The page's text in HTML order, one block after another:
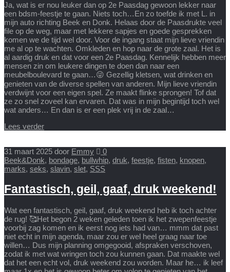
Ja, wat is er nou leuker dan op 2e Paasdag gewoon lekker naar
een bdsm-feestje te gaan. Niets toch…En zo toefde ik met L. in
mijn auto richting Beek en Donk. Helaas door de Paasdrukte veel
file op de weg, maar met lekkere sapjes en goede gesprekken
komen we de tijd wel door. Voor de ingang staat mijn lieve vriendin
me al op te wachten. Omkleden en hop naar de grote zaal. Het is
al aardig druk en dat voor een 2e Paasdag. Kennelijk hebben meer
mensen zin om leukere dingen te doen dan naar een
meubelboulevard te gaan…😜 Gezellig kletsen, wat drinken en
genieten van de diverse spellen van anderen. Mijn lieve vriendin
verdwijnt voor een eigen spel. Ze maakt flinke sprongen! Tof dat
ze zo snel zoveel kan ervaren. Dat was in mijn begintijd toch wel
wat anders… En dan is er een plek vrij in de zaal…
Lees verder
31 maart 2025 door Emmy
0
Beek&Donk, bondage, bullwhip, druk, feestje, fisten, knopen,
marks, seks, slavin, slet, SSS
Fantastisch, geil, gaaf, druk weekend!
Wat een fantastisch, geil, gaaf, druk weekend heb ik toch achter
de rug! 🥰Het begon 2 weken geleden toen ik het zwepenfeestje
voorbij zag komen en ik eerst nog iets had van… mmm dat past
niet echt in mijn agenda, maar zou er wel heel graag naar toe
willen… Dus mijn planning omgegooid, afspraken verschoven,
zodat ik met wat wringen toch zou kunnen gaan. Dat maakte wel
dat het een echt vol, druk weekend zou worden. Maar he… ik leef